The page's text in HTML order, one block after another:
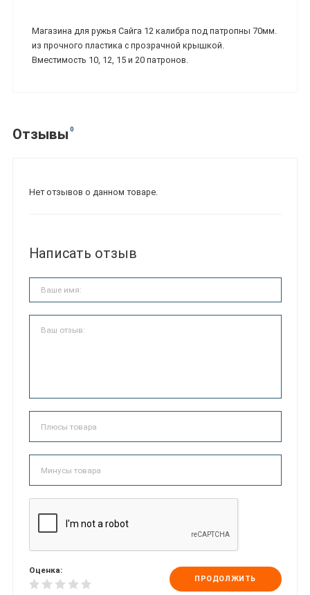
Магазина для ружья Сайга 12 калибра под патропны 70мм.
из прочного пластика с прозрачной крышкой.
Вместимость 10, 12, 15 и 20 патронов.
Отзывы 0
Нет отзывов о данном товаре.
Написать отзыв
Оценка:
ПРОДОЛЖИТЬ